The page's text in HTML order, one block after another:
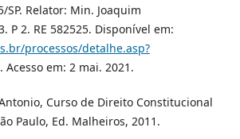
SP. Relator: Min. Joaquim
P 2. RE 582525. Disponível em:
processos/detalhe.asp?
. Acesso em: 2 mai. 2021.
Antonio, Curso de Direito Constitucional
Paulo, Ed. Malheiros, 2011.